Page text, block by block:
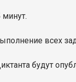
всех
будут